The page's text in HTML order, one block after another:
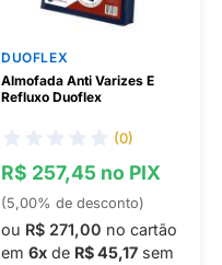
DUOFLEX
Almofada Anti Varizes E
Refluxo Duoflex
(0)
R$ 257,45 no PIX
(5,00% de desconto)
ou R$ 271,00 no cartão
em 6x de R$ 45,17 sem